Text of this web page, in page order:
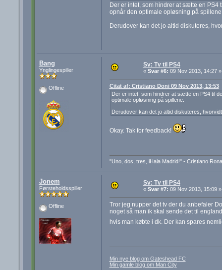
Der er intet, som hindrer at sætte en PS4
opnår den optimale opløsning på
Derudover kan det jo altid diskuteres,
Bang
Ynglingespiller
Offline
Sv: Tv til PS4
« Svar #6: 09 Nov 2013, 14:27 »
Citat af: Cristiano Doni 09 Nov 2013, 13:53
Der er intet, som hindrer at sætte en PS4 til
optimale opløsning på spillene.
Derudover kan det jo altid diskuteres,
Okay. Tak for feedback!
"Uno, dos, tres, iHala Madrid!" - Cristiano
Jonem
Førsteholdsspiller
Offline
Sv: Tv til PS4
« Svar #7: 09 Nov 2013, 15:09 »
Tror jeg nupper det tv der du anbefaler
noget så man ik skal sende det til
hvis man købte i dk. Der kan spares
Min nye blog om Gateshead FC
Min gamle blog om Man City